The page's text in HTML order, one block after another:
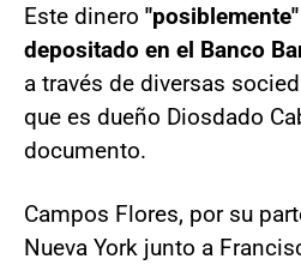
Este dinero
depositado en el Banco
a través de diversas
que es dueño Diosdado
documento.
Campos Flores, por su
Nueva York junto a